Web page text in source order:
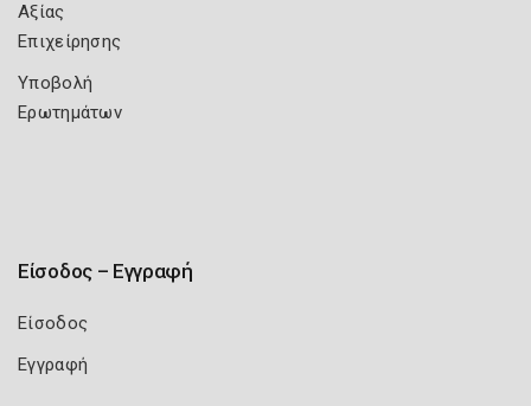
Αξίας
Επιχείρησης
Υποβολή
Ερωτημάτων
Είσοδος – Εγγραφή
Είσοδος
Εγγραφή